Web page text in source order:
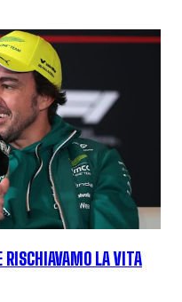
RISCHIAVAMO LA VITA